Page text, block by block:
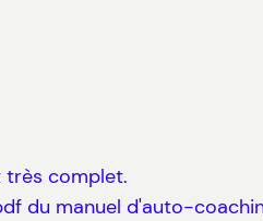
complet.
du manuel d'auto-